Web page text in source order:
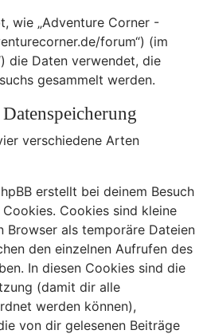
wie „Adventure Corner -
forum“) (im
die Daten verwendet, die
gesammelt werden.
verschiedene Arten
erstellt bei deinem Besuch
Cookies sind kleine
Browser als temporäre Dateien
den einzelnen Aufrufen des
In diesen Cookies sind die
(damit dir alle
werden können),
von dir gelesenen Beiträge